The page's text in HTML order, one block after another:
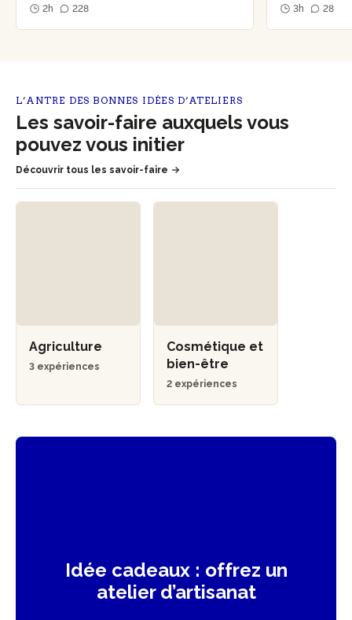
2h
228
3h
28
L’ANTRE DES BONNES IDÉES D’ATELIERS
Les savoir-faire auxquels vous
pouvez vous initier
Découvrir tous les savoir-faire
Agriculture
3 expériences
Cosmétique et
bien-être
2 expériences
Idée cadeaux : offrez un
atelier d’artisanat